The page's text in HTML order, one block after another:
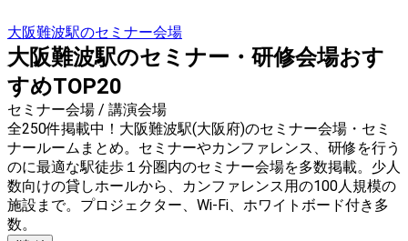
大阪難波駅のセミナー会場
大阪難波駅のセミナー・研修会場おす
すめTOP20
セミナー会場 / 講演会場
全250件掲載中！大阪難波駅(大阪府)のセミナー会場・セミ
ナールームまとめ。セミナーやカンファレンス、研修を行う
のに最適な駅徒歩１分圏内のセミナー会場を多数掲載。少人
数向けの貸しホールから、カンファレンス用の100人規模の
施設まで。プロジェクター、Wi-Fi、ホワイトボード付き多
数。